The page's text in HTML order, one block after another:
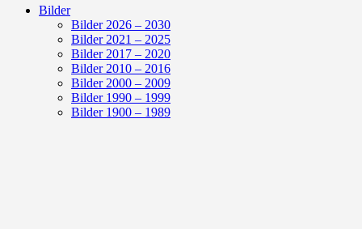
Bilder
Bilder 2026 – 2030
Bilder 2021 – 2025
Bilder 2017 – 2020
Bilder 2010 – 2016
Bilder 2000 – 2009
Bilder 1990 – 1999
Bilder 1900 – 1989